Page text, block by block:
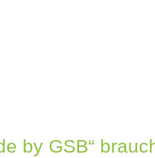
by GSB“